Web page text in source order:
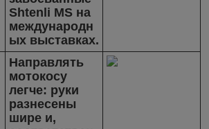
Shtenli MS на
международн
ых выставках.
Направлять
мотокосу
легче: руки
разнесены
шире и,